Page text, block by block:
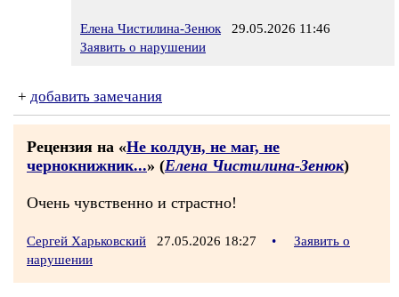
Елена Чистилина-Зенюк 29.05.2026 11:46
Заявить о нарушении
+ добавить замечания
Рецензия на «Не колдун, не маг, не
чернокнижник...» (Елена Чистилина-Зенюк)
Очень чувственно и страстно!
Сергей Харьковский 27.05.2026 18:27 •
Заявить о
нарушении